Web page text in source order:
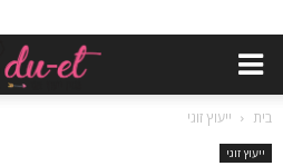
בית ייעוץ זוגי
ייעוץ זוגי